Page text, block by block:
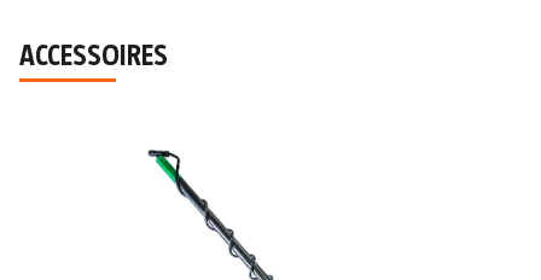
ACCESSOIRES